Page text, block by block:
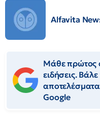
Alfavita
Μάθε πρώτος
ειδήσεις.
Google